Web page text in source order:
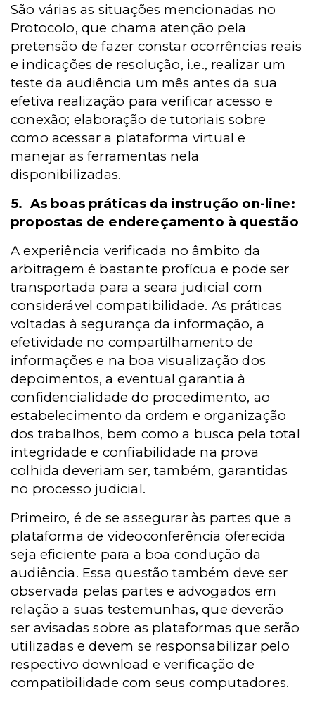
São várias as situações mencionadas no
Protocolo, que chama atenção pela
pretensão de fazer constar ocorrências reais
e indicações de resolução, i.e., realizar um
teste da audiência um mês antes da sua
efetiva realização para verificar acesso e
conexão; elaboração de tutoriais sobre
como acessar a plataforma virtual e
manejar as ferramentas nela
disponibilizadas.
5. As boas práticas da instrução on-line:
propostas de endereçamento à questão
A experiência verificada no âmbito da
arbitragem é bastante profícua e pode ser
transportada para a seara judicial com
considerável compatibilidade. As práticas
voltadas à segurança da informação, a
efetividade no compartilhamento de
informações e na boa visualização dos
depoimentos, a eventual garantia à
confidencialidade do procedimento, ao
estabelecimento da ordem e organização
dos trabalhos, bem como a busca pela total
integridade e confiabilidade na prova
colhida deveriam ser, também, garantidas
no processo judicial.
Primeiro, é de se assegurar às partes que a
plataforma de videoconferência oferecida
seja eficiente para a boa condução da
audiência. Essa questão também deve ser
observada pelas partes e advogados em
relação a suas testemunhas, que deverão
ser avisadas sobre as plataformas que serão
utilizadas e devem se responsabilizar pelo
respectivo download e verificação de
compatibilidade com seus computadores.